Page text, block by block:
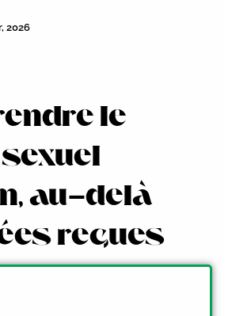
2026
le
au-delà
reçues